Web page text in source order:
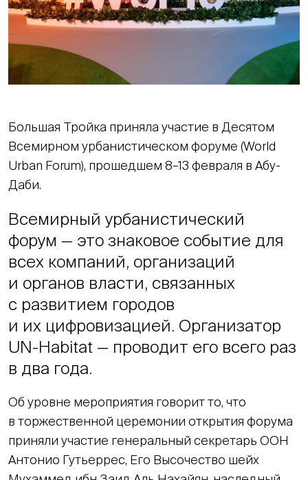
Большая Тройка приняла участие в Десятом
Всемирном урбанистическом форуме (World
Urban Forum), прошедшем 8–13 февраля в Абу-
Даби.
Всемирный урбанистический
форум — это знаковое событие для
всех компаний, организаций
и органов власти, связанных
с развитием городов
и их цифровизацией. Организатор
UN-Habitat — проводит его всего раз
в два года.
Об уровне мероприятия говорит то, что
в торжественной церемонии открытия форума
приняли участие генеральный секретарь ООН
Антонио Гутьеррес, Его Высочество шейх